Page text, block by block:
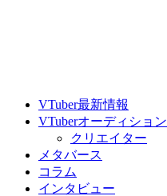
VTuber最新情報
VTuberオーディション
クリエイター
メタバース
コラム
インタビュー